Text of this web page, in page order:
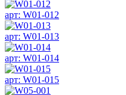
арт: W01-012
арт: W01-013
арт: W01-014
арт: W01-015